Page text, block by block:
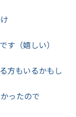
す（嬉しい）
方もいるかもし
ったので